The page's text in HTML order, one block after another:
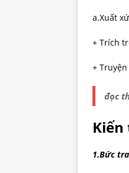
a.Xuất
+ Trích
+
đọc
1.Bức